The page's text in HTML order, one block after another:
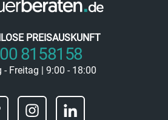
PREISAUSKUNFT
8158158
- Freitag | 9:00 - 18:00